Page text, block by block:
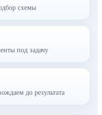
схемы
под задачу
до результата